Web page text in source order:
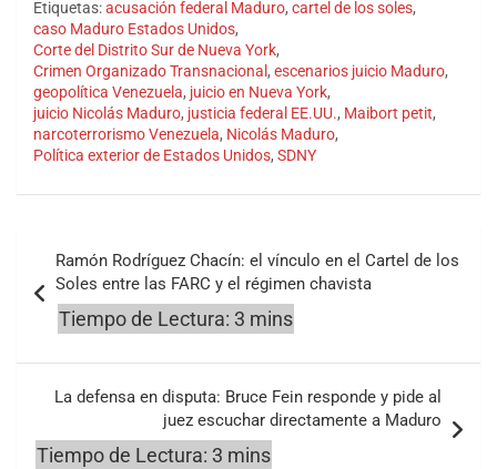
Etiquetas:acusación federal Maduro, cartel de los soles,
caso Maduro Estados Unidos,
Corte del Distrito Sur de Nueva York,
Crimen Organizado Transnacional , escenarios juicio Maduro,
geopolítica Venezuela, juicio en Nueva York,
juicio Nicolás Maduro, justicia federal EE.UU., Maibort petit,
narcoterrorismo Venezuela, Nicolás Maduro,
Política exterior de Estados Unidos, SDNY
de
entradas
Ramón Rodríguez Chacín: el vínculo en el Cartel de los
Soles entre las FARC y el régimen chavista
La defensa en disputa: Bruce Fein responde y pide al
juez escuchar directamente a Maduro